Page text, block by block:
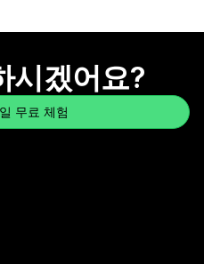
시겠어요?
무료 체험